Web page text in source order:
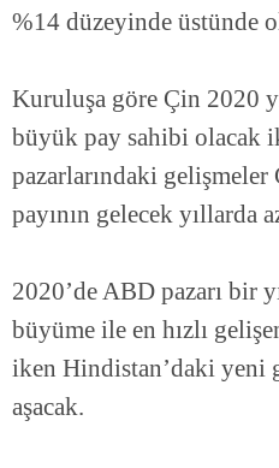
%14 düzeyinde üstünde
Kuruluşa göre Çin 2020
büyük pay sahibi olacak
pazarlarındaki gelişmeler
payının gelecek yıllarda
2020’de ABD pazarı bir
büyüme ile en hızlı
iken Hindistan’daki yeni
aşacak. ⠀